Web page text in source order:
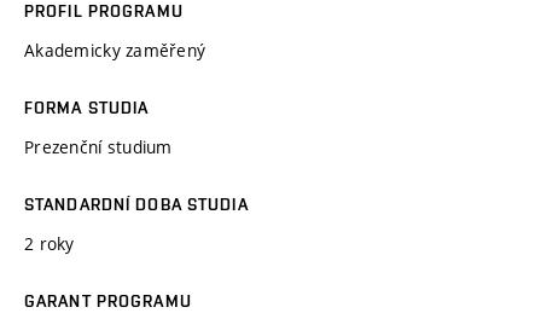
PROFIL PROGRAMU
Akademicky zaměřený
FORMA STUDIA
Prezenční studium
STANDARDNÍ DOBA STUDIA
2 roky
GARANT PROGRAMU